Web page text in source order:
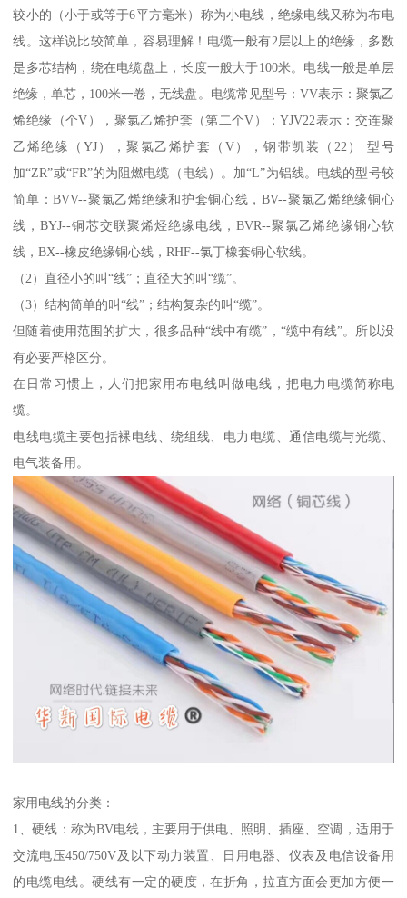
较小的（小于或等于6平方毫米）称为小电线，绝缘电线又称为布电
线。这样说比较简单，容易理解！电缆一般有2层以上的绝缘，多数
是多芯结构，绕在电缆盘上，长度一般大于100米。电线一般是单层
绝缘，单芯，100米一卷，无线盘。电缆常见型号：VV表示：聚氯乙
烯绝缘（个V），聚氯乙烯护套（第二个V）；YJV22表示：交连聚
乙烯绝缘（YJ），聚氯乙烯护套（V），钢带凯装（22） 型号
加“ZR”或“FR”的为阻燃电缆（电线）。加“L”为铝线。电线的型号较
简单：BVV--聚氯乙烯绝缘和护套铜心线，BV--聚氯乙烯绝缘铜心
线，BYJ--铜芯交联聚烯烃绝缘电线，BVR--聚氯乙烯绝缘铜心软
线，BX--橡皮绝缘铜心线，RHF--氯丁橡套铜心软线。
（2）直径小的叫“线”；直径大的叫“缆”。
（3）结构简单的叫“线”；结构复杂的叫“缆”。
但随着使用范围的扩大，很多品种“线中有缆”，“缆中有线”。所以没
有必要严格区分。
在日常习惯上，人们把家用布电线叫做电线，把电力电缆简称电
缆。
电线电缆主要包括裸电线、绕组线、电力电缆、通信电缆与光缆、
电气装备用。
家用电线的分类：
1、硬线：称为BV电线，主要用于供电、照明、插座、空调，适用于
交流电压450/750V及以下动力装置、日用电器、仪表及电信设备用
的电缆电线。硬线有一定的硬度，在折角，拉直方面会更加方便一